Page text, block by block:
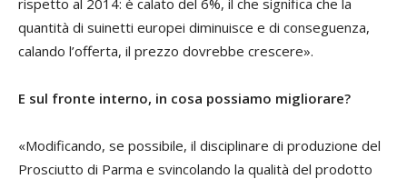
quantità di suinetti europei diminuisce e di conseguenza,
calando l’offerta, il prezzo dovrebbe crescere».
E sul fronte interno, in cosa possiamo migliorare?
«Modificando, se possibile, il disciplinare di produzione del
Prosciutto di Parma e svincolando la qualità del prodotto